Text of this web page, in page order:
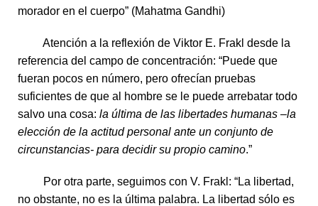
morador en el cuerpo” (Mahatma Gandhi)
Atención a la reflexión de Viktor E. Frakl desde la
referencia del campo de concentración: “Puede que
fueran pocos en número, pero ofrecían pruebas
suficientes de que al hombre se le puede arrebatar todo
salvo una cosa: la última de las libertades humanas –la
elección de la actitud personal ante un conjunto de
circunstancias- para decidir su propio camino.”
Por otra parte, seguimos con V. Frakl: “La libertad,
no obstante, no es la última palabra. La libertad sólo es